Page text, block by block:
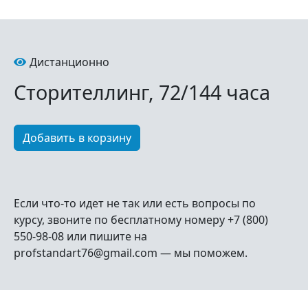
Дистанционно
Сторителлинг, 72/144 часа
Если что-то идет не так или есть вопросы по
курсу, звоните по бесплатному номеру +7 (800)
550-98-08 или пишите на
profstandart76@gmail.com — мы поможем.